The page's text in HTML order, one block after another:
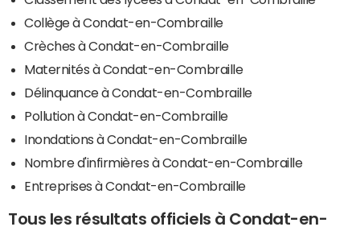
Collège à Condat-en-Combraille
Crèches à Condat-en-Combraille
Maternités à Condat-en-Combraille
Délinquance à Condat-en-Combraille
Pollution à Condat-en-Combraille
Inondations à Condat-en-Combraille
Nombre d'infirmières à Condat-en-Combraille
Entreprises à Condat-en-Combraille
Tous les résultats officiels à Condat-en-